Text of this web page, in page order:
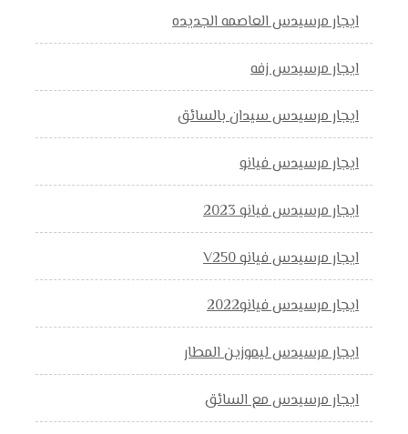
ايجار مرسيدس العاصمه الجديده
ايجار مرسيدس زفه
ايجار مرسيدس سيدان بالسائق
ايجار مرسيدس فيانو
ايجار مرسيدس فيانو 2023
ايجار مرسيدس فيانو V250
ايجار مرسيدس فيانو2022
ايجار مرسيدس ليموزين المطار
ايجار مرسيدس مع السائق